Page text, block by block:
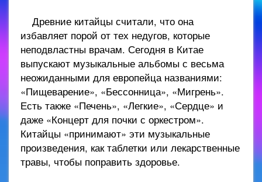
Древние китайцы считали, что она
избавляет порой от тех недугов, которые
неподвластны врачам. Сегодня в Китае
выпускают музыкальные альбомы с весьма
неожиданными для европейца названиями:
«Пищеварение», «Бессонница», «Мигрень».
Есть также «Печень», «Легкие», «Сердце» и
даже «Концерт для почки с оркестром».
Китайцы «принимают» эти музыкальные
произведения, как таблетки или лекарственные
травы, чтобы поправить здоровье.